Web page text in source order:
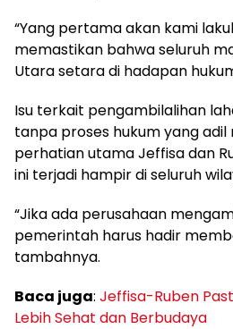
“Yang pertama akan kami
memastikan bahwa seluruh
Utara setara di hadapan
Isu terkait pengambilalihan
tanpa proses hukum yang adil
perhatian utama Jeffisa dan
ini terjadi hampir di seluruh
“Jika ada perusahaan
pemerintah harus hadir
tambahnya.
Baca juga: Jeffisa-Ruben
Lebih Sehat dan Berbudaya